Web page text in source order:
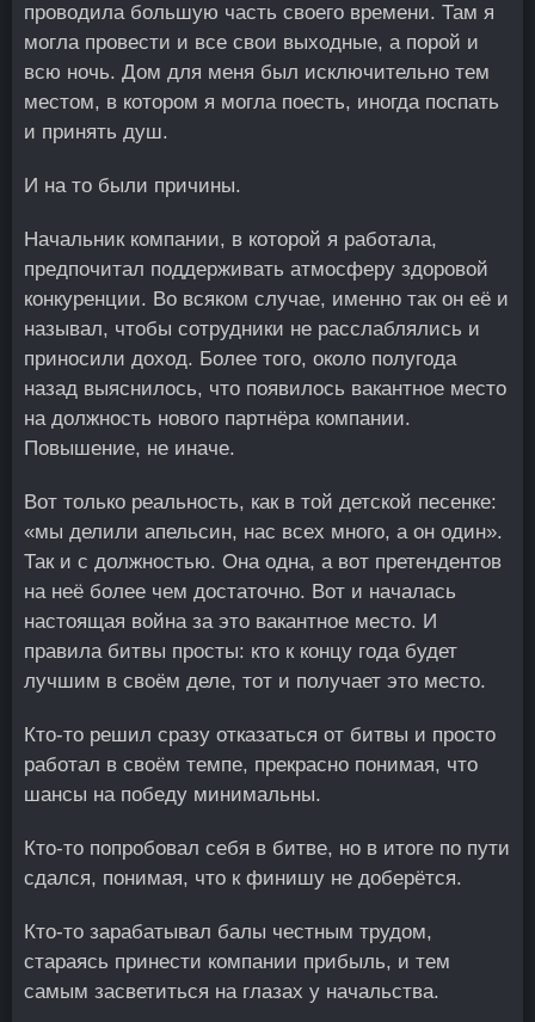
проводила большую часть своего времени. Там я
могла провести и все свои выходные, а порой и
всю ночь. Дом для меня был исключительно тем
местом, в котором я могла поесть, иногда поспать
и принять душ.
И на то были причины.
Начальник компании, в которой я работала,
предпочитал поддерживать атмосферу здоровой
конкуренции. Во всяком случае, именно так он её и
называл, чтобы сотрудники не расслаблялись и
приносили доход. Более того, около полугода
назад выяснилось, что появилось вакантное место
на должность нового партнёра компании.
Повышение, не иначе.
Вот только реальность, как в той детской песенке:
«мы делили апельсин, нас всех много, а он один».
Так и с должностью. Она одна, а вот претендентов
на неё более чем достаточно. Вот и началась
настоящая война за это вакантное место. И
правила битвы просты: кто к концу года будет
лучшим в своём деле, тот и получает это место.
Кто-то решил сразу отказаться от битвы и просто
работал в своём темпе, прекрасно понимая, что
шансы на победу минимальны.
Кто-то попробовал себя в битве, но в итоге по пути
сдался, понимая, что к финишу не доберётся.
Кто-то зарабатывал балы честным трудом,
стараясь принести компании прибыль, и тем
самым засветиться на глазах у начальства.